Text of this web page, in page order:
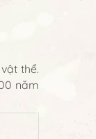
thể.
năm